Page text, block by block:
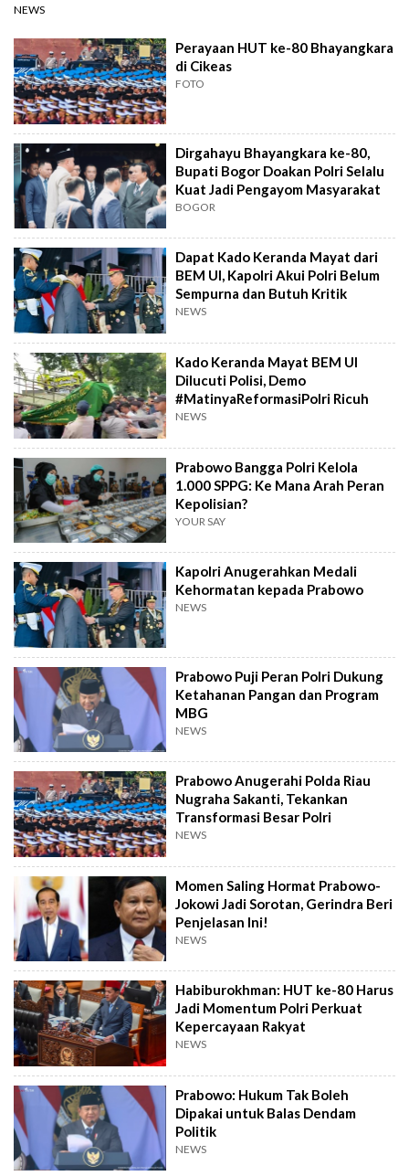
NEWS
Perayaan HUT ke-80 Bhayangkara
di Cikeas
FOTO
Dirgahayu Bhayangkara ke-80,
Bupati Bogor Doakan Polri Selalu
Kuat Jadi Pengayom Masyarakat
BOGOR
Dapat Kado Keranda Mayat dari
BEM UI, Kapolri Akui Polri Belum
Sempurna dan Butuh Kritik
NEWS
Kado Keranda Mayat BEM UI
Dilucuti Polisi, Demo
#MatinyaReformasiPolri Ricuh
NEWS
Prabowo Bangga Polri Kelola
1.000 SPPG: Ke Mana Arah Peran
Kepolisian?
YOUR SAY
Kapolri Anugerahkan Medali
Kehormatan kepada Prabowo
NEWS
Prabowo Puji Peran Polri Dukung
Ketahanan Pangan dan Program
MBG
NEWS
Prabowo Anugerahi Polda Riau
Nugraha Sakanti, Tekankan
Transformasi Besar Polri
NEWS
Momen Saling Hormat Prabowo-
Jokowi Jadi Sorotan, Gerindra Beri
Penjelasan Ini!
NEWS
Habiburokhman: HUT ke-80 Harus
Jadi Momentum Polri Perkuat
Kepercayaan Rakyat
NEWS
Prabowo: Hukum Tak Boleh
Dipakai untuk Balas Dendam
Politik
NEWS